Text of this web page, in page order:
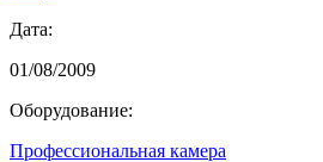
Дата:
01/08/2009
Оборудование:
Профессиональная камера